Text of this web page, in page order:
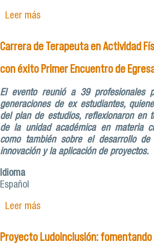
Leer mássobre FACIMED apunta a
Carrera de Terapeuta en Actividad
con éxito Primer Encuentro de
El evento reunió a 39 profesionales
generaciones de ex estudiantes,
del plan de estudios, reflexionaron en
de la unidad académica en materia
como también sobre el desarrollo
innovación y la aplicación de proyectos.
Idioma
Español
Leer mássobre Carrera de Terapeuta
Egresadas y Egresados
Proyecto Ludoinclusión: